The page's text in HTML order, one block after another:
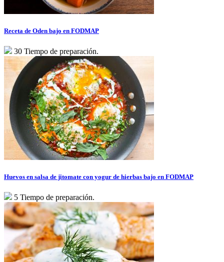
Receta de Oden bajo en FODMAP
30 Tiempo de preparación.
Huevos en salsa de jitomate con yogur de hierbas bajo en FODMAP
5 Tiempo de preparación.